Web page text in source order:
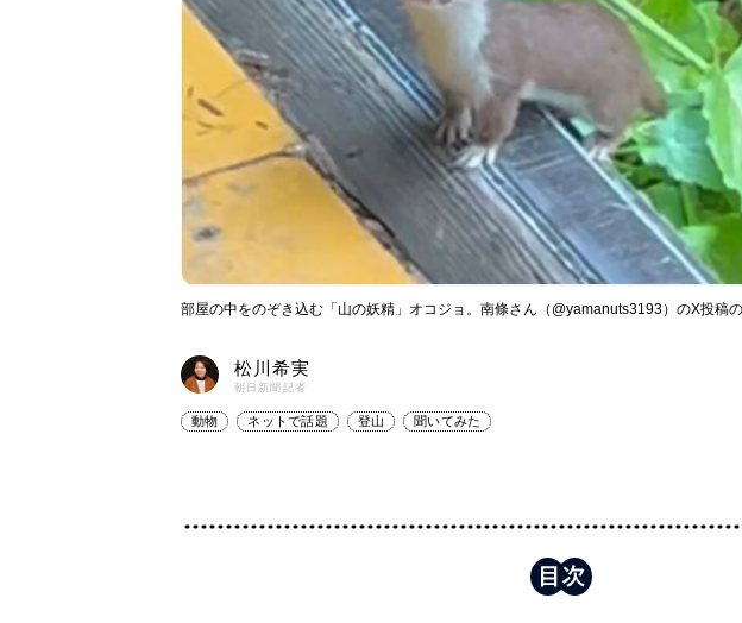
部屋の中をのぞき込む「山の妖精」オコジョ。南條さん（@yamanuts3193）のX投稿
松川希実
朝日新聞記者
動物 ネットで話題 登山 聞いてみた